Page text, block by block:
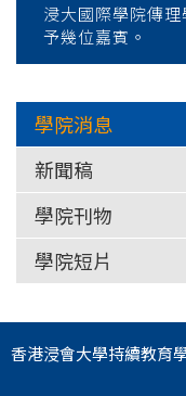
浸大國際學院傳
予幾位嘉賓。
學院消息
新聞稿
學院刊物
學院短片
香港浸會大學持續教育